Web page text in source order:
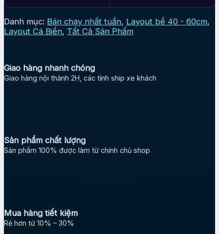
Danh mục: Bán chạy nhất tuần, Layout bể 40 - 60cm,
Layout Cá Biển, Tất Cả Sản Phẩm
Giao hàng nhanh chóng
Giao hàng nội thành 2H, các tỉnh ship xe khách
Sản phẩm chất lượng
Sản phẩm 100% được làm từ chính chủ shop
Mua hàng tiết kiệm
Rẻ hơn từ 10% – 30%